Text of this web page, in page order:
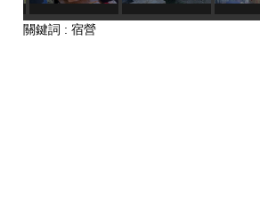
關鍵詞 : 宿營